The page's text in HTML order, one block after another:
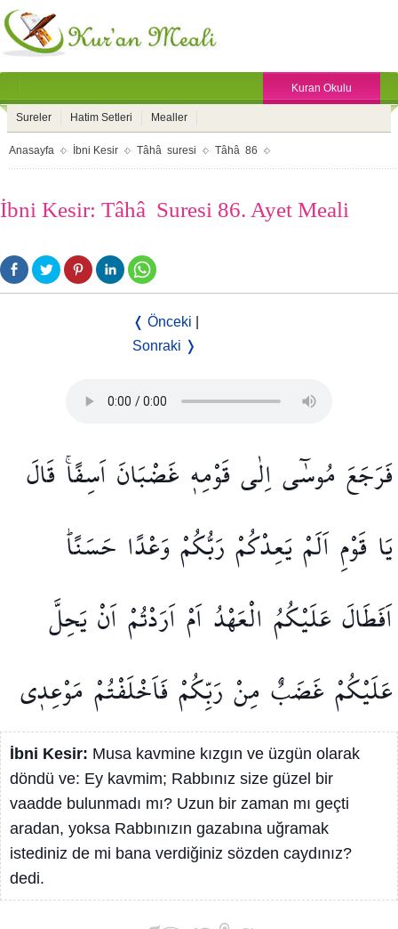
Kuran Okulu
Sureler Hatim Setleri Mealler
Anasayfa İbni Kesir Tâhâ suresi Tâhâ 86
İbni Kesir: Tâhâ Suresi 86. Ayet Meali
❬ Önceki
Sonraki ❭
فَرَجَعَ مُوسٰٓىاِلٰى قَوْمِه۪ غَضْبَانَاَسِفًاۚ قَالَ
يَا قَوْمِاَلَمْيَعِدْكُمْ رَبُّكُمْوَعْدًا حَسَنًاۜ
اَفَطَالَ عَلَيْكُمُ الْعَهْدُ اَمْاَرَدْتُمْاَنْيَحِلَّ
عَلَيْكُمْ غَضَبٌ مِنْ رَبِّكُمْفَاَخْلَفْتُمْ مَوْعِد۪ي
İbni Kesir: Musa kavmine kızgın ve üzgün olarak
döndü ve: Ey kavmim; Rabbınız size güzel bir
vaadde bulunmadı mı? Uzun bir zaman mı geçti
aradan, yoksa Rabbınızın gazabına uğramak
istediniz de mi bana verdiğiniz sözden caydınız?
dedi.